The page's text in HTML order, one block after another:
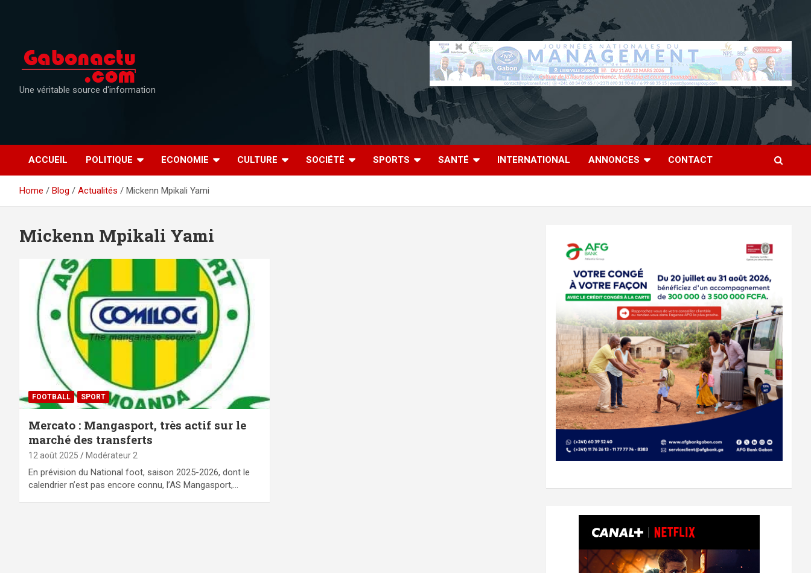
Une véritable source d'information
ACCUEIL POLITIQUE ECONOMIE CULTURE SOCIÉTÉ SPORTS SANTÉ INTERNATIONAL ANNONCES CONTACT
Home Blog Actualités Mickenn Mpikali Yami
Mickenn Mpikali Yami
FOOTBALL SPORT
Mercato : Mangasport, très actif sur le
marché des transferts
12 août 2025 Modérateur 2
En prévision du National foot, saison 2025-2026, dont le
calendrier n’est pas encore connu, l’AS Mangasport,…